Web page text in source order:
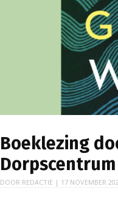
Boeklezing
DOOR REDACTIE | 17 NOVEMBER